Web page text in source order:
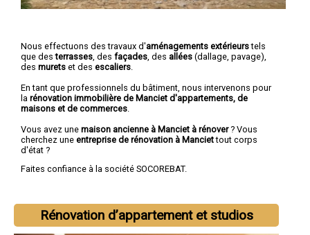
Nous effectuons des travaux d'aménagements extérieurstels
que desterrasses , des façades , des allées (dallage, pavage),
des murets et des escaliers
En tant que professionnels du bâtiment, nous intervenons pour
la rénovation immobilière de Manciet d'appartements, de
maisons et de commerces
Vous avez une maison ancienne à Manciet à rénover? Vous
cherchez une entreprise de rénovation à Manciettout corps
d'état ?
Faites confiance à la société SOCOREBAT.
Rénovation d’appartement et studios